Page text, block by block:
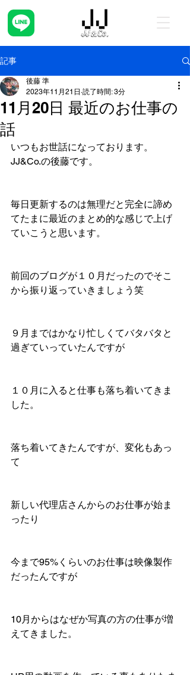
記事
11月20日 最近のお仕事の
話
後藤 準
2023年11月21日 読了時間: 3分
いつもお世話になっております。
JJ&Co.の後藤です。
毎日更新するのは無理だと完全に諦め
てたまに最近のまとめ的な感じで上げ
ていこうと思います。
前回のブログが１０月だったのでそこ
から振り返っていきましょう笑
９月まではかなり忙しくてバタバタと
過ぎていっていたんですが
１０月に入ると仕事も落ち着いてきま
した。
落ち着いてきたんですが、変化もあっ
て
新しい代理店さんからのお仕事が始ま
ったり
今まで95%くらいのお仕事は映像製作
だったんですが
10月からはなぜか写真の方の仕事が増
えてきました。